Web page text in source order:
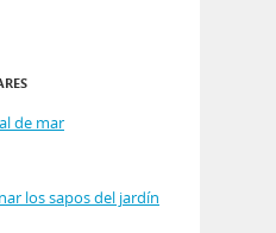
de mar
los sapos del jardín